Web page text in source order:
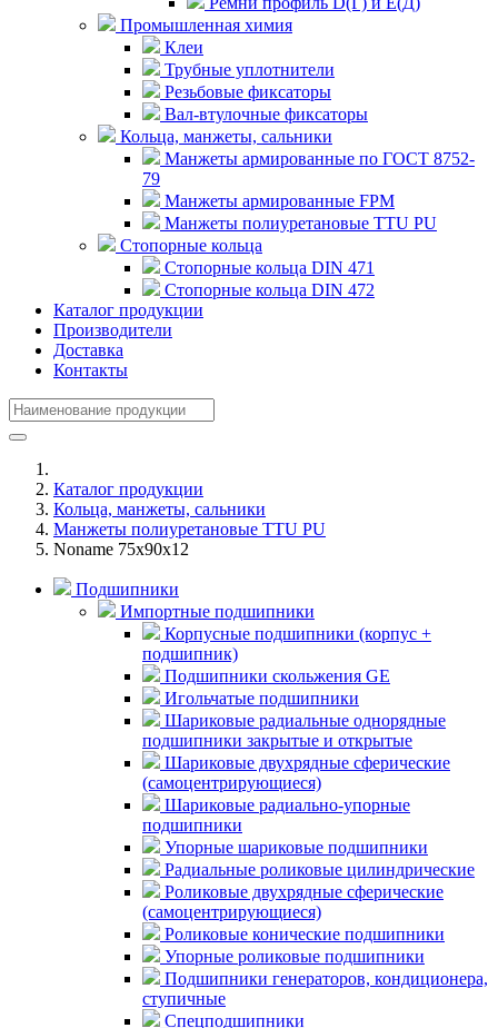
Промышленная химия
Клеи
Трубные уплотнители
Резьбовые фиксаторы
Вал-втулочные фиксаторы
Кольца, манжеты, сальники
Манжеты армированные по ГОСТ 8752-
79
Манжеты армированные FPM
Манжеты полиуретановые TTU PU
Стопорные кольца
Стопорные кольца DIN 471
Стопорные кольца DIN 472
Каталог продукции
Производители
Доставка
Контакты
Каталог продукции
Кольца, манжеты, сальники
Манжеты полиуретановые TTU PU
Noname 75x90x12
Подшипники
Импортные подшипники
Корпусные подшипники (корпус +
подшипник)
Подшипники скольжения GE
Игольчатые подшипники
Шариковые радиальные однорядные
подшипники закрытые и открытые
Шариковые двухрядные сферические
(самоцентрирующиеся)
Шариковые радиально-упорные
подшипники
Упорные шариковые подшипники
Радиальные роликовые цилиндрические
Роликовые двухрядные сферические
(самоцентрирующиеся)
Роликовые конические подшипники
Упорные роликовые подшипники
Подшипники генераторов, кондиционера,
ступичные
Спецподшипники